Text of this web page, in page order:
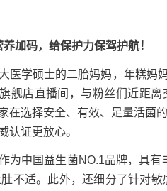
加码，给保护力保驾护航！
学硕士的二胎妈妈，年糕妈妈
舰店直播间，与粉丝们近距
在选择安全、有效、足量活菌
认证更放心。
中国益生菌NO.1品牌，具有
肚不适。此外，还细分了针对